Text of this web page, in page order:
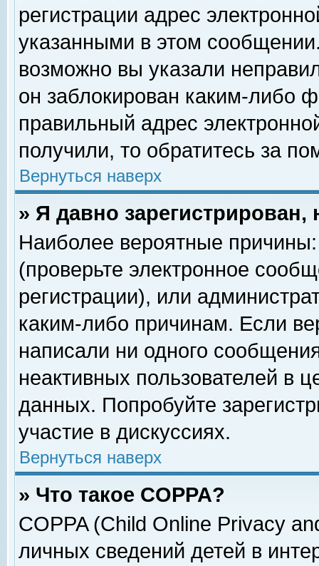
регистрации адрес
указанными в этом
возможно вы указали
он заблокирован каким-либо
правильный адрес
получили, то обратитесь за
Вернуться наверх
» Я давно
Наиболее вероятные
(проверьте электронное
регистрации), или
каким-либо причинам. Если
написали ни одного
неактивных пользователей в
данных. Попробуйте
участие в дискуссиях.
Вернуться наверх
» Что такое COPPA?
COPPA (Child Online Privacy
личных сведений детей в